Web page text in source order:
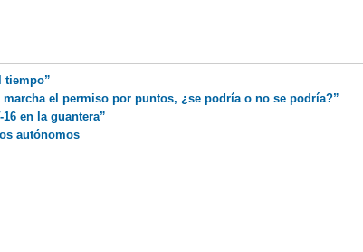
tiempo”
el permiso por puntos, ¿se podría o no se podría?”
en la guantera”
autónomos